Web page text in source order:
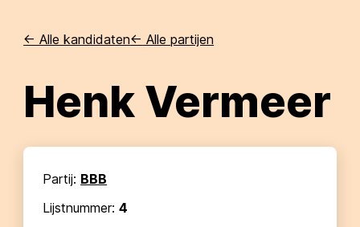
<- Alle kandidaten<- Alle partijen
Henk Vermeer
Partij: BBB
Lijstnummer:4